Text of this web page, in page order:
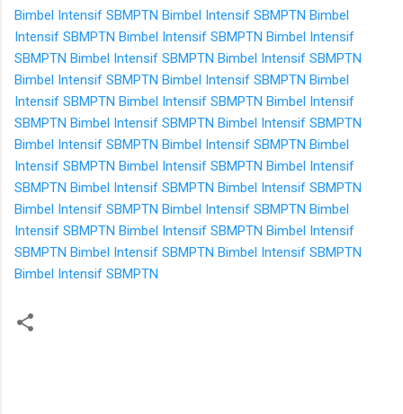
Bimbel Intensif SBMPTN Bimbel Intensif SBMPTN Bimbel
Intensif SBMPTN Bimbel Intensif SBMPTN Bimbel Intensif
SBMPTN Bimbel Intensif SBMPTN Bimbel Intensif SBMPTN
Bimbel Intensif SBMPTN Bimbel Intensif SBMPTN Bimbel
Intensif SBMPTN Bimbel Intensif SBMPTN Bimbel Intensif
SBMPTN Bimbel Intensif SBMPTN Bimbel Intensif SBMPTN
Bimbel Intensif SBMPTN Bimbel Intensif SBMPTN Bimbel
Intensif SBMPTN Bimbel Intensif SBMPTN Bimbel Intensif
SBMPTN Bimbel Intensif SBMPTN Bimbel Intensif SBMPTN
Bimbel Intensif SBMPTN Bimbel Intensif SBMPTN Bimbel
Intensif SBMPTN Bimbel Intensif SBMPTN Bimbel Intensif
SBMPTN Bimbel Intensif SBMPTN Bimbel Intensif SBMPTN
Bimbel Intensif SBMPTN